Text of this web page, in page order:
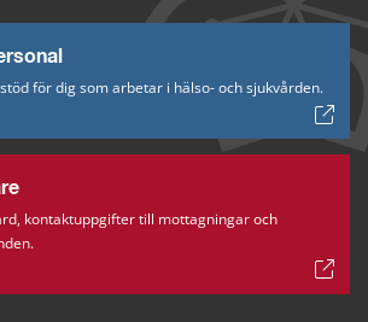
för dig som arbetar i hälso- och sjukvården.
kontaktuppgifter till mottagningar och